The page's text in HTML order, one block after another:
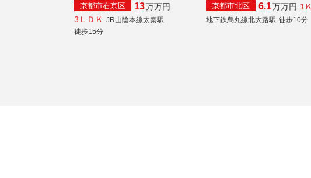
京都市右京区 13万万円
3ＬＤＫ JR山陰本線太秦駅
徒歩15分
京都市北区 6.1万万円 1Ｋ
地下鉄烏丸線北大路駅 徒歩10分